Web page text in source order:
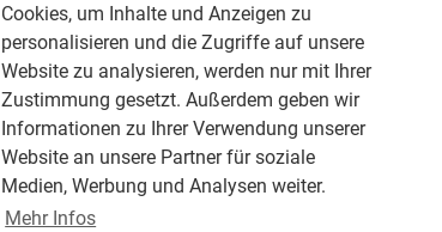
Cookies, um Inhalte und Anzeigen zu
personalisieren und die Zugriffe auf unsere
Website zu analysieren, werden nur mit Ihrer
Zustimmung gesetzt. Außerdem geben wir
Informationen zu Ihrer Verwendung unserer
Website an unsere Partner für soziale
Medien, Werbung und Analysen weiter.
Mehr Infos